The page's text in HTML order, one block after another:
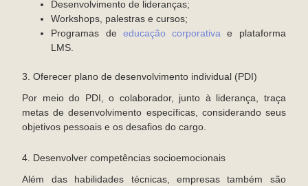
Desenvolvimento de lideranças;
Workshops, palestras e cursos;
Programas de educação corporativa e plataforma
LMS.
3. Oferecer plano de desenvolvimento individual (PDI)
Por meio do PDI, o colaborador, junto à liderança, traça
metas de desenvolvimento específicas, considerando seus
objetivos pessoais e os desafios do cargo.
4. Desenvolver competências socioemocionais
Além das habilidades técnicas, empresas também são